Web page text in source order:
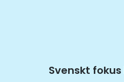
Nästa
Svenskt fokus